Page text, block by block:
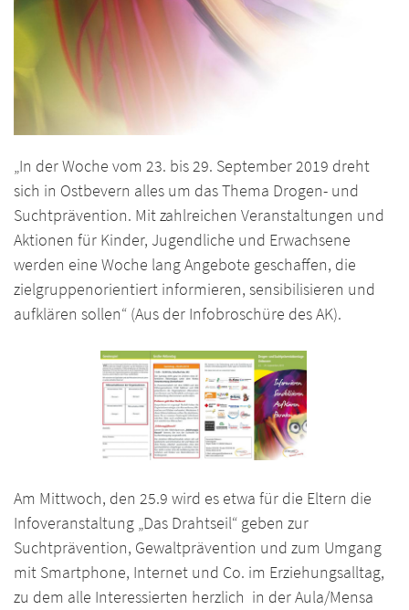
„In der Woche vom 23. bis 29. September 2019 dreht
sich in Ostbevern alles um das Thema Drogen- und
Suchtprävention. Mit zahlreichen Veranstaltungen und
Aktionen für Kinder, Jugendliche und Erwachsene
werden eine Woche lang Angebote geschaffen, die
zielgruppenorientiert informieren, sensibilisieren und
aufklären sollen“ (Aus der Infobroschüre des AK).
Am Mittwoch, den 25.9 wird es etwa für die Eltern die
Infoveranstaltung „Das Drahtseil“ geben zur
Suchtprävention, Gewaltprävention und zum Umgang
mit Smartphone, Internet und Co. im Erziehungsalltag,
zu dem alle Interessierten herzlich in der Aula/Mensa